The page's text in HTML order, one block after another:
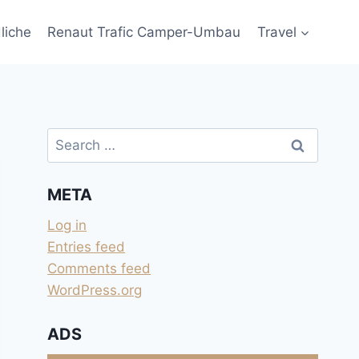
Renaut Trafic Camper-Umbau Travel
Search
for:
META
Log in
Entries feed
Comments feed
WordPress.org
ADS